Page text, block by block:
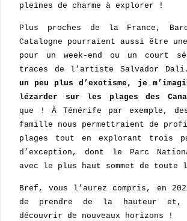
pleines de charme à explorer !
Plus proches de la France,
Catalogne pourraient aussi être
pour un week-end ou un court
traces de l’artiste Salvador
un peu plus d’exotisme, je
lézarder sur les plages des
que ! À Ténérife par exemple,
famille nous permettraient de
plages tout en explorant trois
d’exception, dont le Parc
avec le plus haut sommet de toute
Bref, vous l’aurez compris, en
de prendre de la hauteur et,
découvrir de nouveaux horizons !